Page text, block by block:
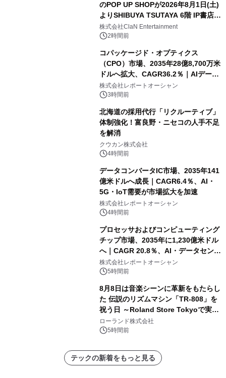
のPOP UP SHOPが2026年8月1日(土)
よりSHIBUYA TSUTAYA 6階 IP書店で
開催決定！！
株式会社ClaN Entertainment
2時間前
コパッケージド・オプティクス
（CPO）市場、2035年28億8,700万米
ドルへ拡大、CAGR36.2％｜AIデータ
センター・高速光通信需要が成長を加
速
株式会社レポートオーシャン
3時間前
北海道の採用代行「リクルーティブ」
体制強化！富良野・ニセコの人手不足
を解消
クウカン株式会社
4時間前
データコンバータIC市場、2035年141
億米ドルへ成長｜CAGR6.4％、AI・
5G・IoT需要が市場拡大を加速
株式会社レポートオーシャン
4時間前
プロセッサおよびコンピューティング
チップ市場、2035年に1,230億米ドル
へ｜CAGR 20.8％、AI・データセンタ
ー需要が成長を牽引
株式会社レポートオーシャン
5時間前
8月8日は音楽シーンに革新をもたらし
た 伝説のリズムマシン「TR-808」を
祝う日 ～Roland Store Tokyoで実機
を展示しての 記念キャンペーンを開
催 英国ラジオ「NTS」の 特別プログ
アーティストを フィーチャーしたアニ
メーションを公開～
ローランド株式会社
5時間前
テックの新着をもっと見る